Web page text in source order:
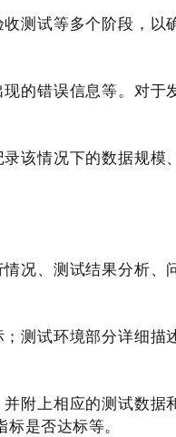
测试等多个阶段，以
的错误信息等。对于
该情况下的数据规模
况、测试结果分析、
测试环境部分详细描
附上相应的测试数据
是否达标等。